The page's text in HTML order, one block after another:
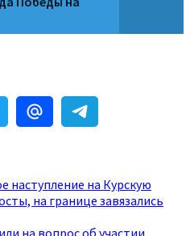
наступление на Курскую
на границе завязались